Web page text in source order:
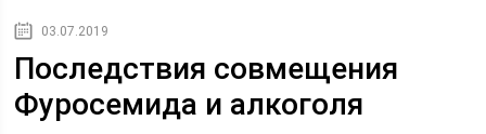
03.07.2019
Последствия совмещения
Фуросемида и алкоголя